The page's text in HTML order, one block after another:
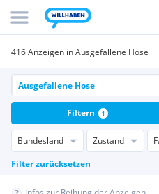
416 Anzeigen in Ausgefallene Hose
Bundesland Zustand
Filter zurücksetzen
Filtern 1